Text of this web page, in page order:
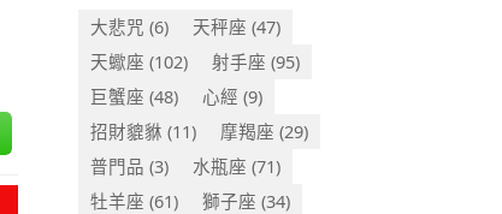
大悲咒 (6) 天秤座 (47)
天蠍座 (102) 射手座 (95)
巨蟹座 (48) 心經 (9)
招財貔貅 (11) 摩羯座 (29)
普門品 (3) 水瓶座 (71)
牡羊座 (61) 獅子座 (34)